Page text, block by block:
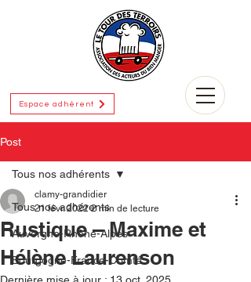
Espace adhérent
Post
Tous nos adhérents
Auvergne-Rhône-Alpes
Bourgogne-France-Comté
Tous nos adhérents
Rustique – Maxime et
Hélène Laurenson
clamy-grandidier
21 févr. 2022 2 min de lecture